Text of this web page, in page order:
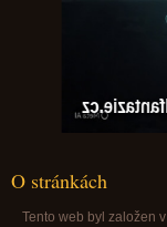
O stránkách
Tento web byl založen